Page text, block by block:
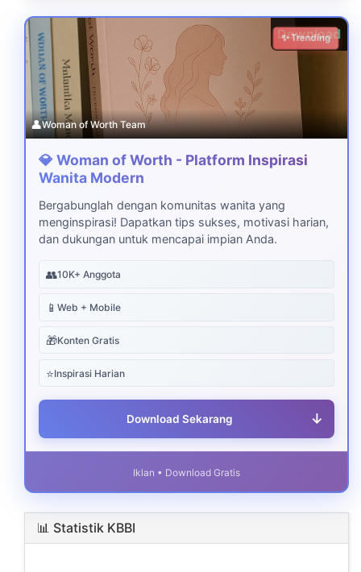
Download
✨ Trending
👤Woman of Worth Team
💎 Woman of Worth - Platform Inspirasi
Wanita Modern
Bergabunglah dengan komunitas wanita yang
menginspirasi! Dapatkan tips sukses, motivasi harian,
dan dukungan untuk mencapai impian Anda.
👥10K+ Anggota
📱 Web + Mobile
🎁Konten Gratis
⭐Inspirasi Harian
Download Sekarang ↓
Iklan • Download Gratis
📊 Statistik KBBI